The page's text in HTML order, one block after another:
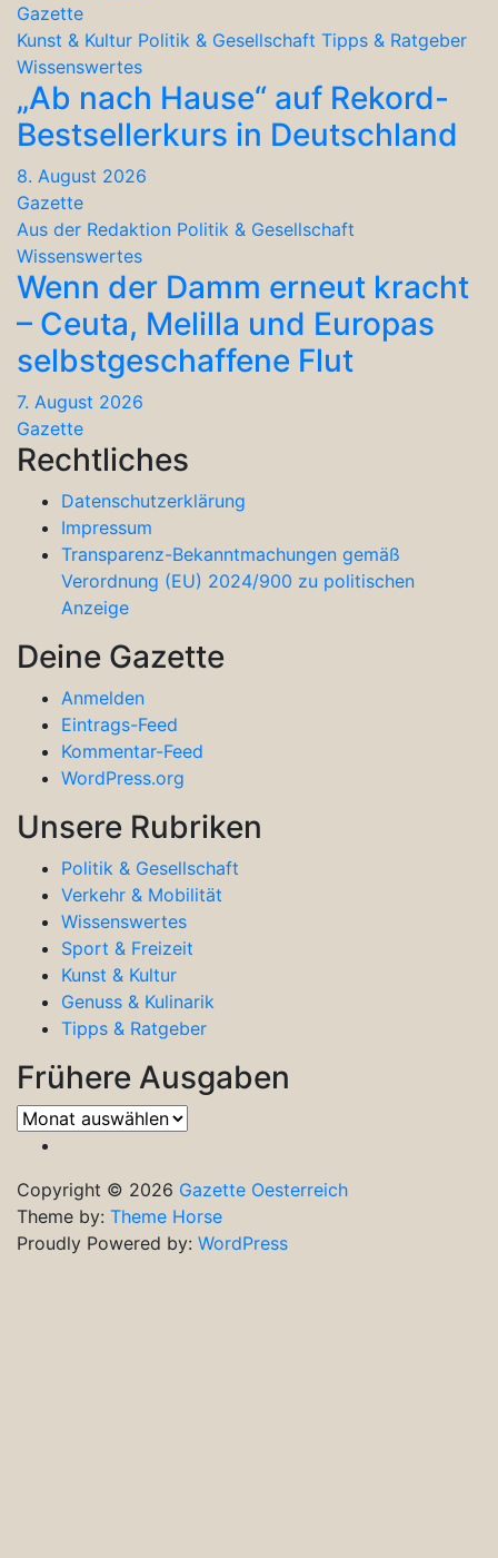
Gazette
Kunst & Kultur Politik & Gesellschaft Tipps & Ratgeber
Wissenswertes
„Ab nach Hause“ auf Rekord-
Bestsellerkurs in Deutschland
8. August 2026
Gazette
Aus der Redaktion Politik & Gesellschaft
Wissenswertes
Wenn der Damm erneut kracht
– Ceuta, Melilla und Europas
selbstgeschaffene Flut
7. August 2026
Gazette
Rechtliches
Datenschutzerklärung
Impressum
Transparenz-Bekanntmachungen gemäß
Verordnung (EU) 2024/900 zu politischen
Anzeige
Deine Gazette
Anmelden
Eintrags-Feed
Kommentar-Feed
WordPress.org
Unsere Rubriken
Politik & Gesellschaft
Verkehr & Mobilität
Wissenswertes
Sport & Freizeit
Kunst & Kultur
Genuss & Kulinarik
Tipps & Ratgeber
Frühere Ausgaben
Frühere
Ausgaben
Copyright © 2026 Gazette Oesterreich
Theme by: Theme Horse
Proudly Powered by: WordPress